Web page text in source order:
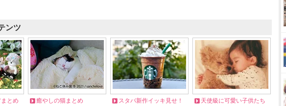
ンツ
とめ 癒やしの猫まとめ スタバ新作イッキ見せ！ 天使級に可愛い子供たち